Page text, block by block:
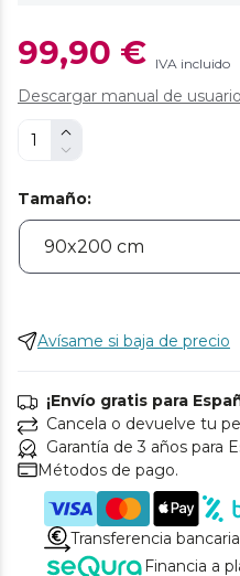
99,90 € IVA incluido
Descargar manual de usuario
Tamaño:
Avísame si baja de precio
¡Envío gratis para
Cancela o devuelve tu
Garantía de 3 años para
Métodos de pago.
Transferencia bancaria
Financia a